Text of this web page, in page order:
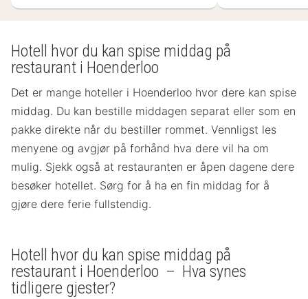
Hotell hvor du kan spise middag på
restaurant i Hoenderloo
Det er mange hoteller i Hoenderloo hvor dere kan spise
middag. Du kan bestille middagen separat eller som en
pakke direkte når du bestiller rommet. Vennligst les
menyene og avgjør på forhånd hva dere vil ha om
mulig. Sjekk også at restauranten er åpen dagene dere
besøker hotellet. Sørg for å ha en fin middag for å
gjøre dere ferie fullstendig.
Hotell hvor du kan spise middag på
restaurant i Hoenderloo – Hva synes
tidligere gjester?